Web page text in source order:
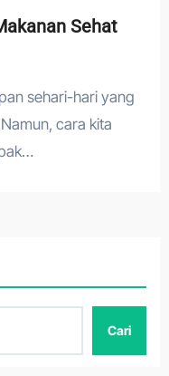
Sehat
cara kita
Cari